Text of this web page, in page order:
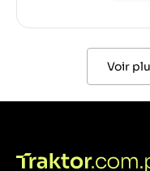
Voir